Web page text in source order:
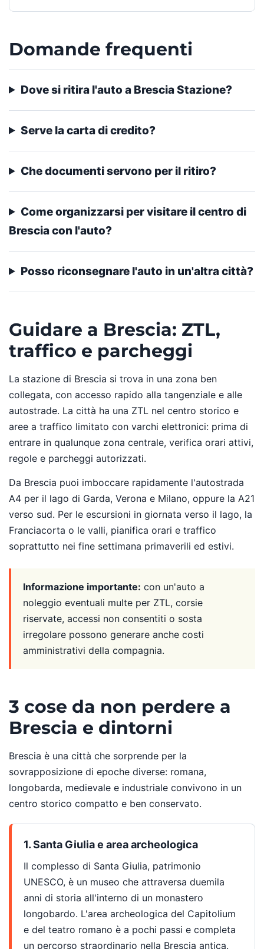
Domande frequenti
Dove si ritira l'auto a Brescia Stazione?
Serve la carta di credito?
Che documenti servono per il ritiro?
Come organizzarsi per visitare il centro di
Brescia con l'auto?
Posso riconsegnare l'auto in un'altra città?
Guidare a Brescia: ZTL,
traffico e parcheggi
La stazione di Brescia si trova in una zona ben
collegata, con accesso rapido alla tangenziale e alle
autostrade. La città ha una ZTL nel centro storico e
aree a traffico limitato con varchi elettronici: prima di
entrare in qualunque zona centrale, verifica orari attivi,
regole e parcheggi autorizzati.
Da Brescia puoi imboccare rapidamente l'autostrada
A4 per il lago di Garda, Verona e Milano, oppure la A21
verso sud. Per le escursioni in giornata verso il lago, la
Franciacorta o le valli, pianifica orari e traffico
soprattutto nei fine settimana primaverili ed estivi.
Informazione importante: con un'auto a
noleggio eventuali multe per ZTL, corsie
riservate, accessi non consentiti o sosta
irregolare possono generare anche costi
amministrativi della compagnia.
3 cose da non perdere a
Brescia e dintorni
Brescia è una città che sorprende per la
sovrapposizione di epoche diverse: romana,
longobarda, medievale e industriale convivono in un
centro storico compatto e ben conservato.
1. Santa Giulia e area archeologica
Il complesso di Santa Giulia, patrimonio
UNESCO, è un museo che attraversa duemila
anni di storia all'interno di un monastero
longobardo. L'area archeologica del Capitolium
e del teatro romano è a pochi passi e completa
un percorso straordinario nella Brescia antica.